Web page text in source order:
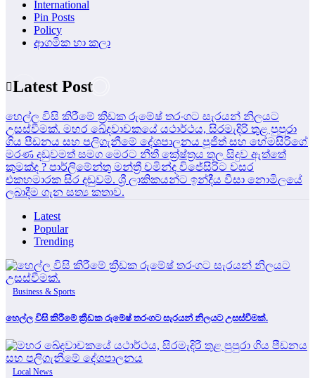
International
Pin Posts
Policy
ආගමික හා කලා
Latest Post
හෙල්ල විසි කිරීමේ ක්‍රීඩක රුමේෂ් තරංගට සැරයන් නිලයට
උසස්වීමක්. මහර ඛේදවාචකයේ යථාර්ථය, සිරමැදිරි තුළ පුපුරා
ගිය පීඩනය සහ පලිගැනීමේ දේශපාලනය පූජිත් සහ හේමසිරිගේ
මරණ දඩුවමත් සමග මෙරට නීතී ක්‍රේෂ්ත්‍රය තුල සිදුව ඇත්තේ
කුමක්ද ? පාර්ලිමේන්තු මන්ත්‍රී චමින්ද විජේසිරිට වසර
එකහමාරක සිර දඬුවම්. ශ්‍රී ලාකිකයන්ට ඉන්දීය වීසා නොමිලයේ
ලබාදීම ගැන සත්‍ය කතාව.
Latest
Popular
Trending
Business & Sports
හෙල්ල විසි කිරීමේ ක්‍රීඩක රුමේෂ් තරංගට සැරයන් නිලයට උසස්වීමක්.
Local News